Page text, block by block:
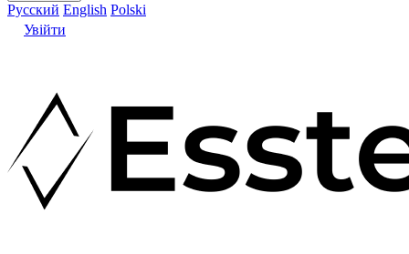
Русский English Polski
Увійти